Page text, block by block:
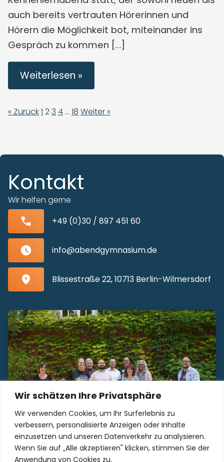
Wir schätzen Ihre Privatsphäre
Wir verwenden Cookies, um Ihr Surferlebnis zu
verbessern, personalisierte Anzeigen oder Inhalte
einzusetzen und unseren Datenverkehr zu analysieren.
Wenn Sie auf „Alle akzeptieren" klicken, stimmen Sie der
Anwendung von Cookies zu.
auch bereits vertrauten Hörerinnen und
Hörern die Möglichkeit bot, miteinander ins
Gespräch zu kommen […]
Weiterlesen »
« Zurück1 23 4 … 18 Weiter »
Kontakt
Wir helfen gerne
+49 (0)30 / 897 451 60
info@abendgymnasium.de
Blissestraße 22, 10713 Berlin-Wilmersdorf
Unser Kollegium freut sich auf Sie!